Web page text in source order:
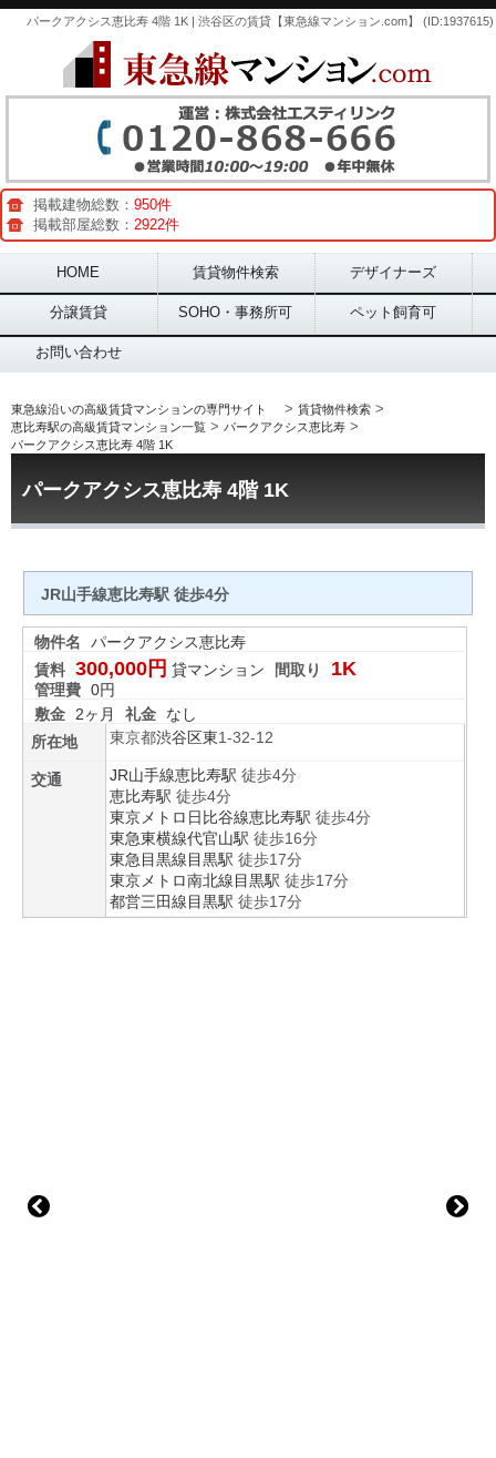
パークアクシス恵比寿 4階 1K | 渋谷区の賃貸【東急線マンション.com】 (ID:1937615)
掲載建物総数： 950件
掲載部屋総数： 2922件
Main menu
HOME 賃貸物件検索 デザイナーズ
分譲賃貸 SOHO・事務所可 ペット飼育可
お問い合わせ
東急線沿いの高級賃貸マンションの専門サイト > 賃貸物件検索 >
恵比寿駅の高級賃貸マンション一覧 > パークアクシス恵比寿 >
パークアクシス恵比寿 4階 1K
パークアクシス恵比寿 4階 1K
JR山手線恵比寿駅 徒歩4分
物件名
パークアクシス恵比寿
賃料 300,000円 貸マンション 間取り 1K
管理費 0円
敷金
2ヶ月 礼金
なし
所在地
東京都渋谷区東1-32-12
交通 JR山手線恵比寿駅 徒歩4分
恵比寿駅 徒歩4分
東京メトロ日比谷線恵比寿駅 徒歩4分
東急東横線代官山駅 徒歩16分
東急目黒線目黒駅 徒歩17分
東京メトロ南北線目黒駅 徒歩17分
都営三田線目黒駅 徒歩17分